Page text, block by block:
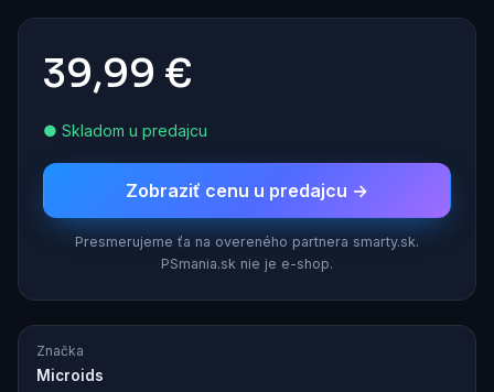
39,99 €
● Skladom u predajcu
Zobraziť cenu u predajcu →
Presmerujeme ťa na overeného partnera smarty.sk.
PSmania.sk nie je e-shop.
Značka
Microids